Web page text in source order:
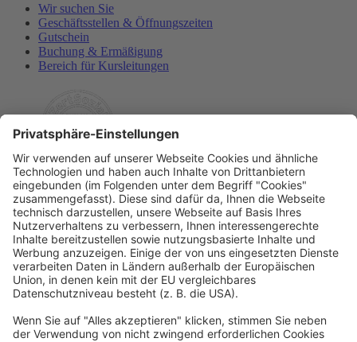
Wir suchen Sie
Geschäftsstellen & Öffnungszeiten
Gutschein
Buchung & Ermäßigung
Bereich für Kursleitungen
Rechtliches
Allgemeine Geschäftsbedingungen
Widerrufsbelehrung
Datenschutzerklärung
Barrierefreiheitserklärung
Impressum
Newsletter